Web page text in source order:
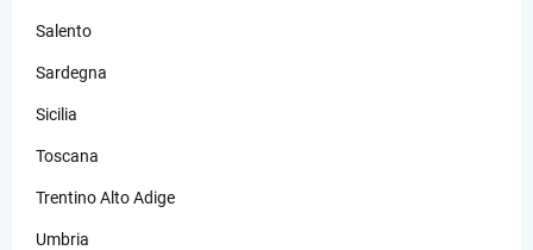
Salento
Sardegna
Sicilia
Toscana
Trentino Alto Adige
Umbria